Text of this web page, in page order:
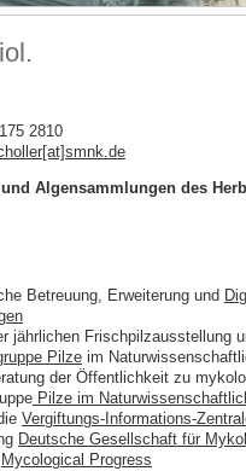
2810
.de
Algensammlungen des
Betreuung, Erweiterung und
jährlichen Frischpilzausstellung
Pilzeim
der Öffentlichkeit zu
Pilze im
Vergiftungs-Informations-
Deutsche Gesellschaft für
Mycological Progress